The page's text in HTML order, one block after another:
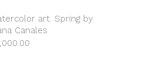
art. Spring by
Canales